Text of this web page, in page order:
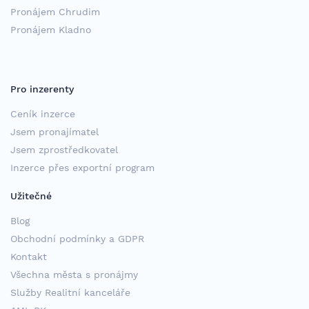
Pronájem Chrudim
Pronájem Kladno
Pro inzerenty
Ceník inzerce
Jsem pronajímatel
Jsem zprostředkovatel
Inzerce přes exportní program
Užitečné
Blog
Obchodní podmínky a GDPR
Kontakt
Všechna města s pronájmy
Služby Realitní kanceláře